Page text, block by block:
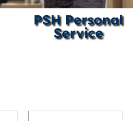
PSH Personal
Service